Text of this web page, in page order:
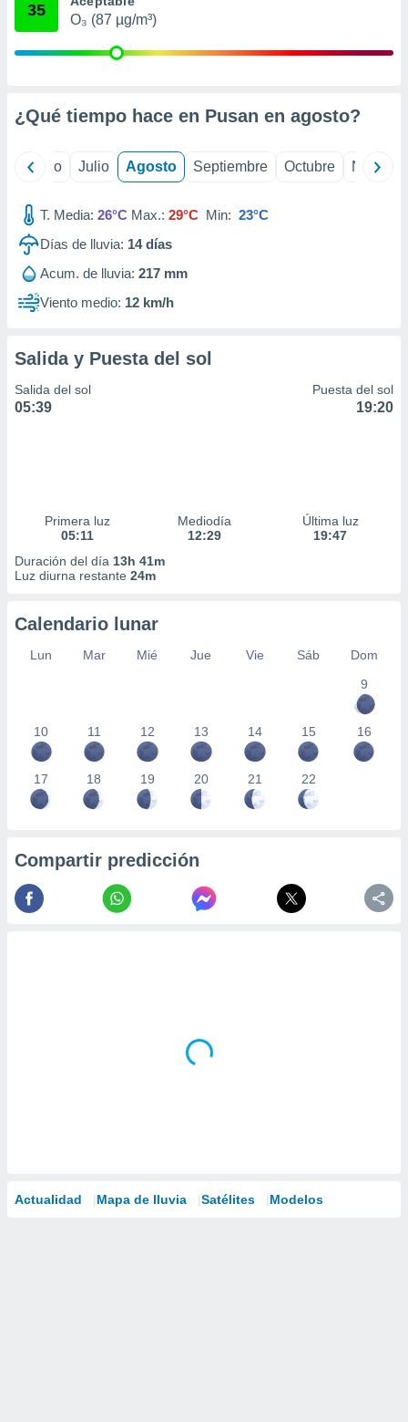
publicidad
publicidad
1199
35
O₃ (87 µg/m³)
¿Qué tiempo hace en Pusan en agosto?
Junio Julio Agosto Septiembre Octubre
T. Media: 26°C Max.: 29°C Min: 23°C
Días de lluvia: 14días
Acum. de lluvia: 217 mm
Viento medio: 12 km/h
Salida y Puesta del sol
Salida del sol
05:39
Puesta del sol
19:20
Primera luz
05:11
Mediodía
12:29
Última luz
19:47
Duración del día 13h 41m
Luz diurna restante 24m
Calendario lunar
Lun Mar Mié Jue Vie Sáb
Dom
9
10 11 12 13 14 15 16
17 18 19 20 21 22
Compartir predicción
Actualidad Mapa de lluvia Satélites Modelos